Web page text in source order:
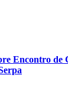
Encontro de